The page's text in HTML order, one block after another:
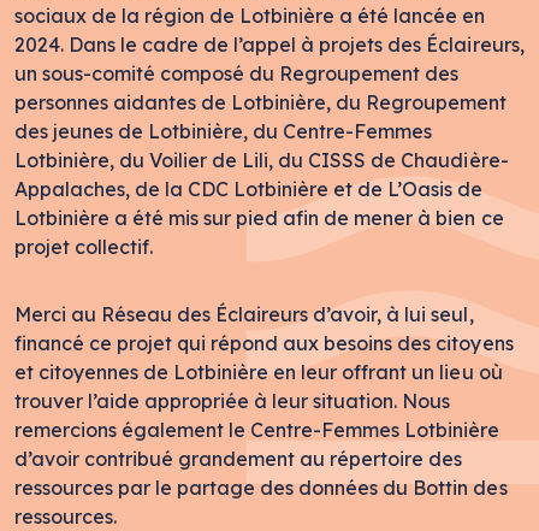
sociaux de la région de Lotbinière a été lancée en
2024. Dans le cadre de l’appel à projets des Éclaireurs,
un sous-comité composé du Regroupement des
personnes aidantes de Lotbinière, du Regroupement
des jeunes de Lotbinière, du Centre-Femmes
Lotbinière, du Voilier de Lili, du CISSS de Chaudière-
Appalaches, de la CDC Lotbinière et de L’Oasis de
Lotbinière a été mis sur pied afin de mener à bien ce
projet collectif.
Merci au Réseau des Éclaireurs d’avoir, à lui seul,
financé ce projet qui répond aux besoins des citoyens
et citoyennes de Lotbinière en leur offrant un lieu où
trouver l’aide appropriée à leur situation. Nous
remercions également le Centre-Femmes Lotbinière
d’avoir contribué grandement au répertoire des
ressources par le partage des données du Bottin des
ressources.